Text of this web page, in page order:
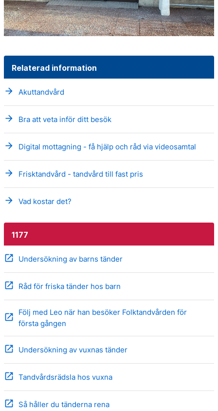
Relaterad information
arrow_forward Akuttandvård
arrow_forward Bra att veta inför ditt besök
arrow_forward Digital mottagning - få hjälp och råd via videosamtal
arrow_forward Frisktandvård - tandvård till fast pris
arrow_forward Vad kostar det?
1177
open_in_new Undersökning av barns tänder
open_in_new Råd för friska tänder hos barn
open_in_new
Följ med Leo när han besöker Folktandvården för
första gången
open_in_new Undersökning av vuxnas tänder
open_in_new Tandvårdsrädsla hos vuxna
open_in_new Så håller du tänderna rena